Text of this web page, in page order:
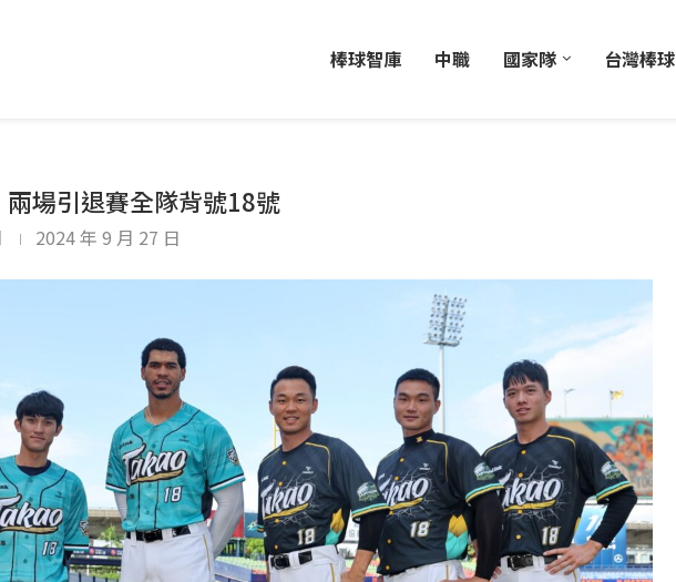
棒球智庫 中職 國家隊 台灣棒球
場引退賽全隊背號18號
2024 年 9 月 27 日